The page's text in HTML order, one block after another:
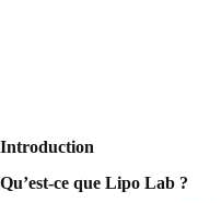
Introduction
Qu’est-ce que Lipo Lab ?